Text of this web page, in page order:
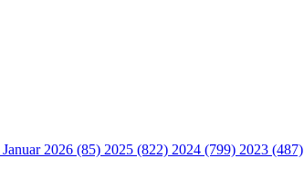
Januar 2026 (85) 2025 (822) 2024 (799) 2023 (487)